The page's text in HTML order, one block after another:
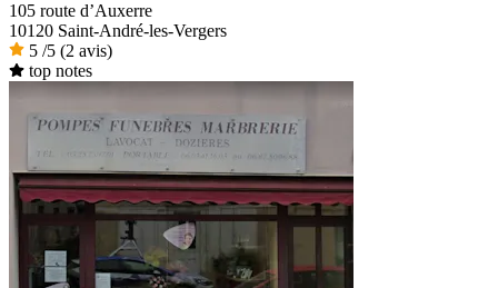
105 route d’Auxerre
10120 Saint-André-les-Vergers
5 /5 (2 avis)
top notes